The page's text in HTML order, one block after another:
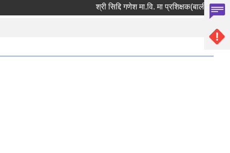
श्री सिद्दि गणेश मा.वि. मा प्रशिक्षक(बाली विज्ञान)